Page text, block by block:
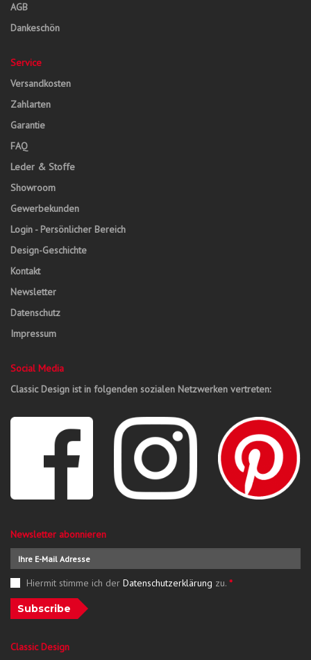
AGB
Dankeschön
Service
Versandkosten
Zahlarten
Garantie
FAQ
Leder & Stoffe
Showroom
Gewerbekunden
Login - Persönlicher Bereich
Design-Geschichte
Kontakt
Newsletter
Datenschutz
Impressum
Social Media
Classic Design ist in folgenden sozialen Netzwerken vertreten:
Newsletter abonnieren
Hiermit stimme ich der Datenschutzerklärung zu. *
Subscribe
Classic Design